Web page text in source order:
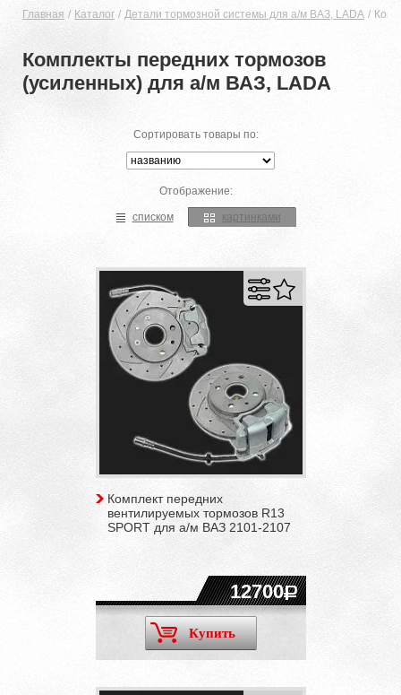
Главная Каталог Детали тормозной системы для а/м ВАЗ, LADA
Комплекты передних тормозов
(усиленных) для а/м ВАЗ, LADA
Сортировать товары по:
Отображение:
списком картинками
Комплект передних
вентилируемых тормозов R13
SPORT для а/м ВАЗ 2101-2107
12700
Купить